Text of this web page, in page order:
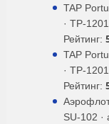
TAP
· TP-
Рейтинг:
TAP
· TP-
Рейтинг:
SU-102 ·